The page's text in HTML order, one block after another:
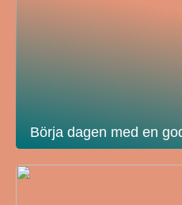
Börja dagen med en